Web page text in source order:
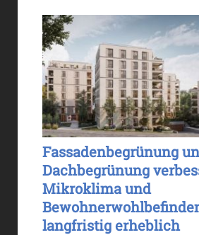
Fassadenbegrünung
Dachbegrünung
Mikroklima und
langfristig erheblich